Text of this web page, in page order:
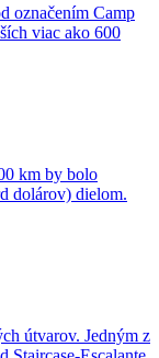
označením Camp
viac ako 600
km by bolo
dolárov) dielom.
útvarov. Jedným z